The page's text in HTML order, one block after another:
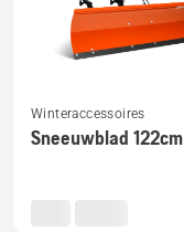
meer
details
Winteraccessoires
Sneeuwblad 122cm